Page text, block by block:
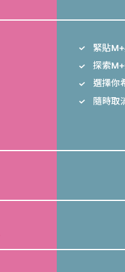
緊貼
探索
選擇你
隨時取